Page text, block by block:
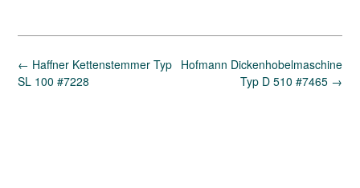
Post
navigation
Hofmann Dickenhobelmaschine
Typ D 510 #7465 →
← Haffner Kettenstemmer Typ
SL 100 #7228